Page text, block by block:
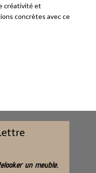
créativité et
concrètes avec ce
un meuble,